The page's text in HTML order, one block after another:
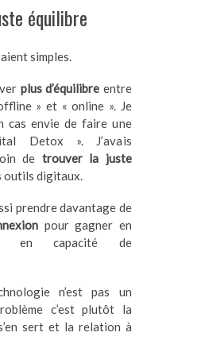
équilibre
simples.
plus d’équilibre entre
» et « online ». Je
cas envie de faire une
Detox ». J’avais
de trouver la juste
outils digitaux.
prendre davantage de
pour gagner en
en capacité de
n’est pas un
c’est plutôt la
sert et la relation à